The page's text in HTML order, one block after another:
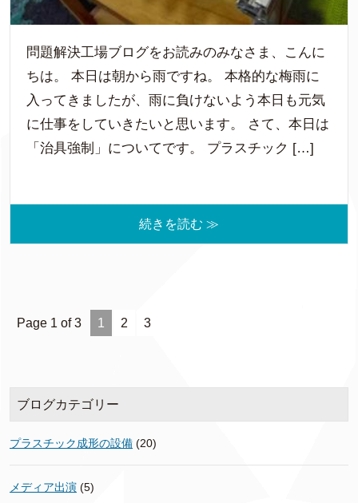
問題解決工場ブログをお読みのみなさま、こんに
ちは。 本日は朝から雨ですね。 本格的な梅雨に
入ってきましたが、雨に負けないよう本日も元気
に仕事をしていきたいと思います。 さて、本日は
「治具強制」についてです。 プラスチック […]
続きを読む ≫
Page 1 of 3 1 2 3
ブログカテゴリー
プラスチック成形の設備 (20)
メディア出演 (5)